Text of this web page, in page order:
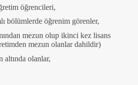
öğrencileri,
bölümlerde öğrenim görenler,
mezun olup ikinci kez lisans
mezun olanlar dahildir)
altında olanlar,